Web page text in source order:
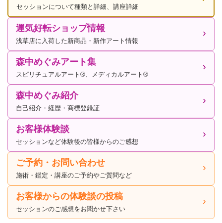
セッションについて種類と詳細、講座詳細
運気好転ショップ情報
浅草店に入荷した新商品・新作アート情報
森中めぐみアート集
スピリチュアルアート®、メディカルアート®
森中めぐみ紹介
自己紹介・経歴・商標登録証
お客様体験談
セッションなど体験後の皆様からのご感想
ご予約・お問い合わせ
施術・鑑定・講座のご予約やご質問など
お客様からの体験談の投稿
セッションのご感想をお聞かせ下さい